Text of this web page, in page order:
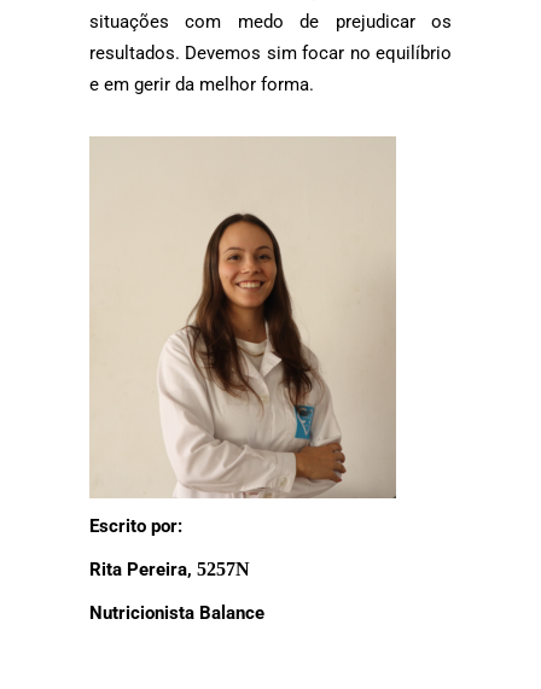
situações com medo de prejudicar os
resultados. Devemos sim focar no equilíbrio
e em gerir da melhor forma.
Escrito por:
Rita Pereira, 5257N
Nutricionista Balance